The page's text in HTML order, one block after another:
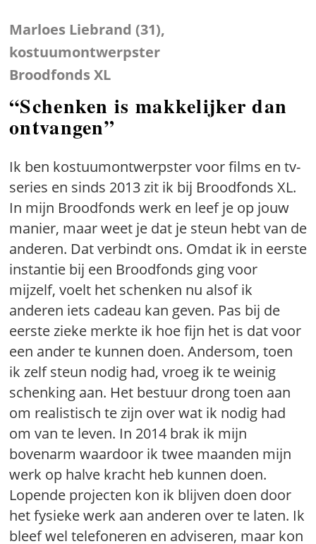
Marloes Liebrand (31),
kostuumontwerpster
Broodfonds XL
“Schenken is makkelijker dan
ontvangen”
Ik ben kostuumontwerpster voor films en tv-
series en sinds 2013 zit ik bij Broodfonds XL.
In mijn Broodfonds werk en leef je op jouw
manier, maar weet je dat je steun hebt van de
anderen. Dat verbindt ons. Omdat ik in eerste
instantie bij een Broodfonds ging voor
mijzelf, voelt het schenken nu alsof ik
anderen iets cadeau kan geven. Pas bij de
eerste zieke merkte ik hoe fijn het is dat voor
een ander te kunnen doen. Andersom, toen
ik zelf steun nodig had, vroeg ik te weinig
schenking aan. Het bestuur drong toen aan
om realistisch te zijn over wat ik nodig had
om van te leven. In 2014 brak ik mijn
bovenarm waardoor ik twee maanden mijn
werk op halve kracht heb kunnen doen.
Lopende projecten kon ik blijven doen door
het fysieke werk aan anderen over te laten. Ik
bleef wel telefoneren en adviseren, maar kon